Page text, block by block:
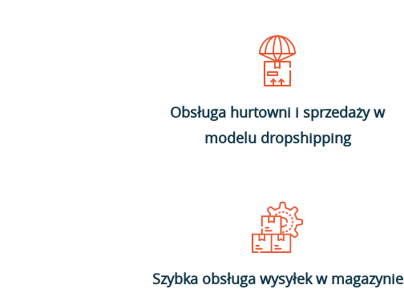
Obsługa hurtowni i sprzedaży w
modelu dropshipping
Szybka obsługa wysyłek w magazynie